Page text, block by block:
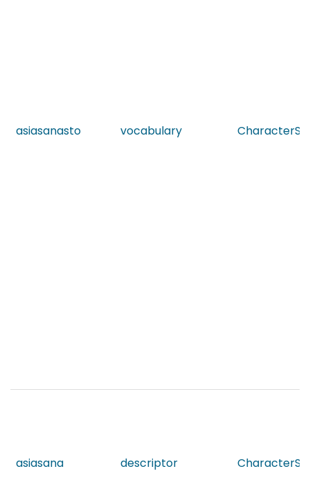
asiasanasto vocabulary
asiasana descriptor